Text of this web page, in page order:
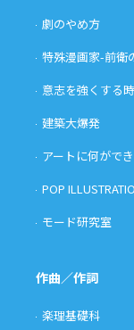
劇のやめ方
特殊漫画家-前衛
意志を強くする時
建築大爆発
アートに何がで
POP
モード研究室
作曲／作詞
楽理基礎科